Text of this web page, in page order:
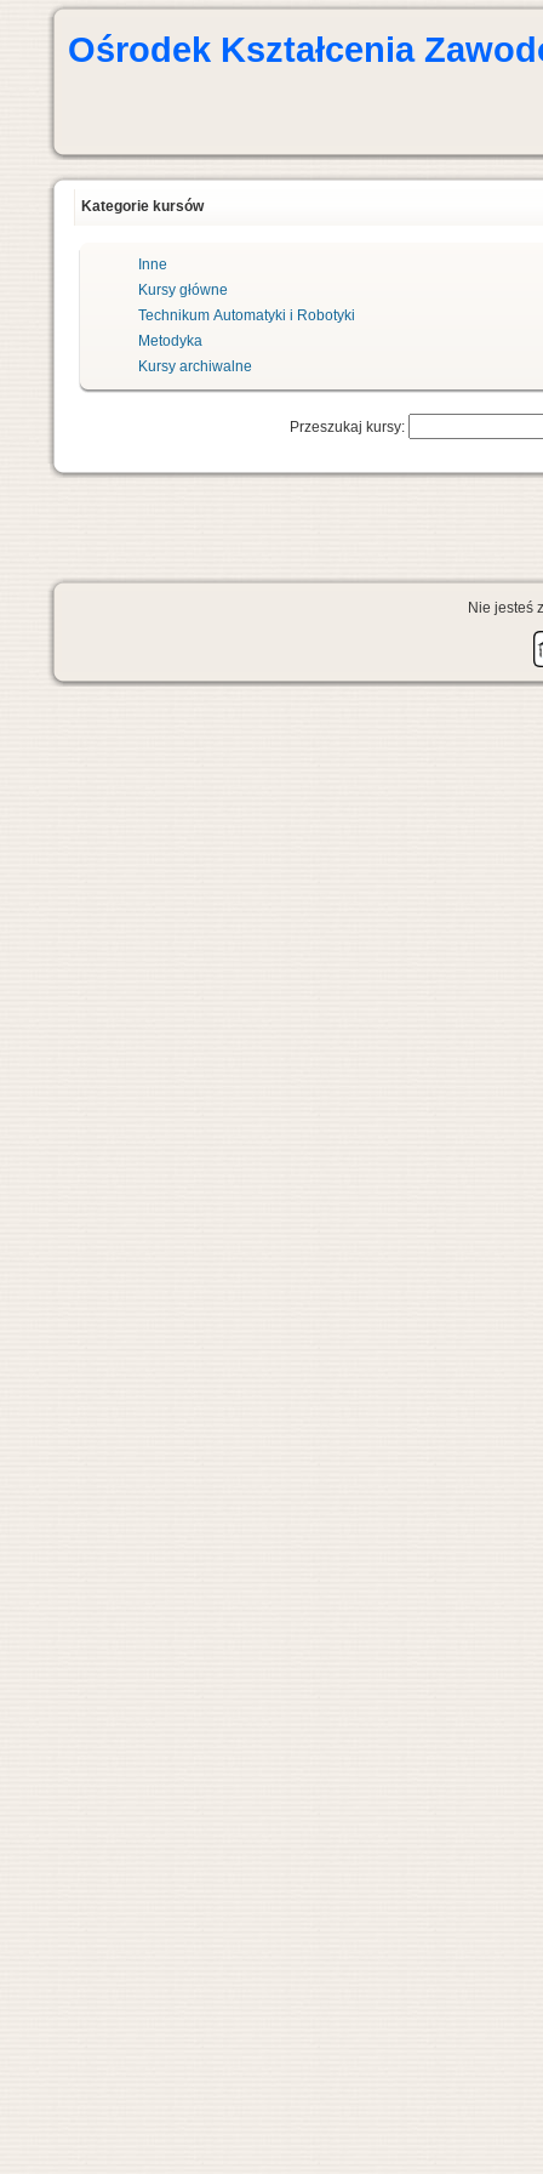
Ośrodek Kształcenia
Kategorie kursów
Inne
Kursy główne
Technikum Automatyki i Robotyki
Metodyka
Kursy archiwalne
Przeszukaj kursy:
Nie jesteś